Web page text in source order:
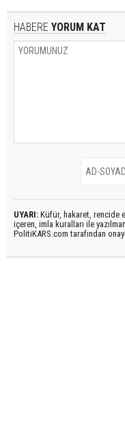
HABERE YORUM KAT
UYARI: Küfür, hakaret, rencide
içeren, imla kuralları ile
PolitiKARS.com tarafından